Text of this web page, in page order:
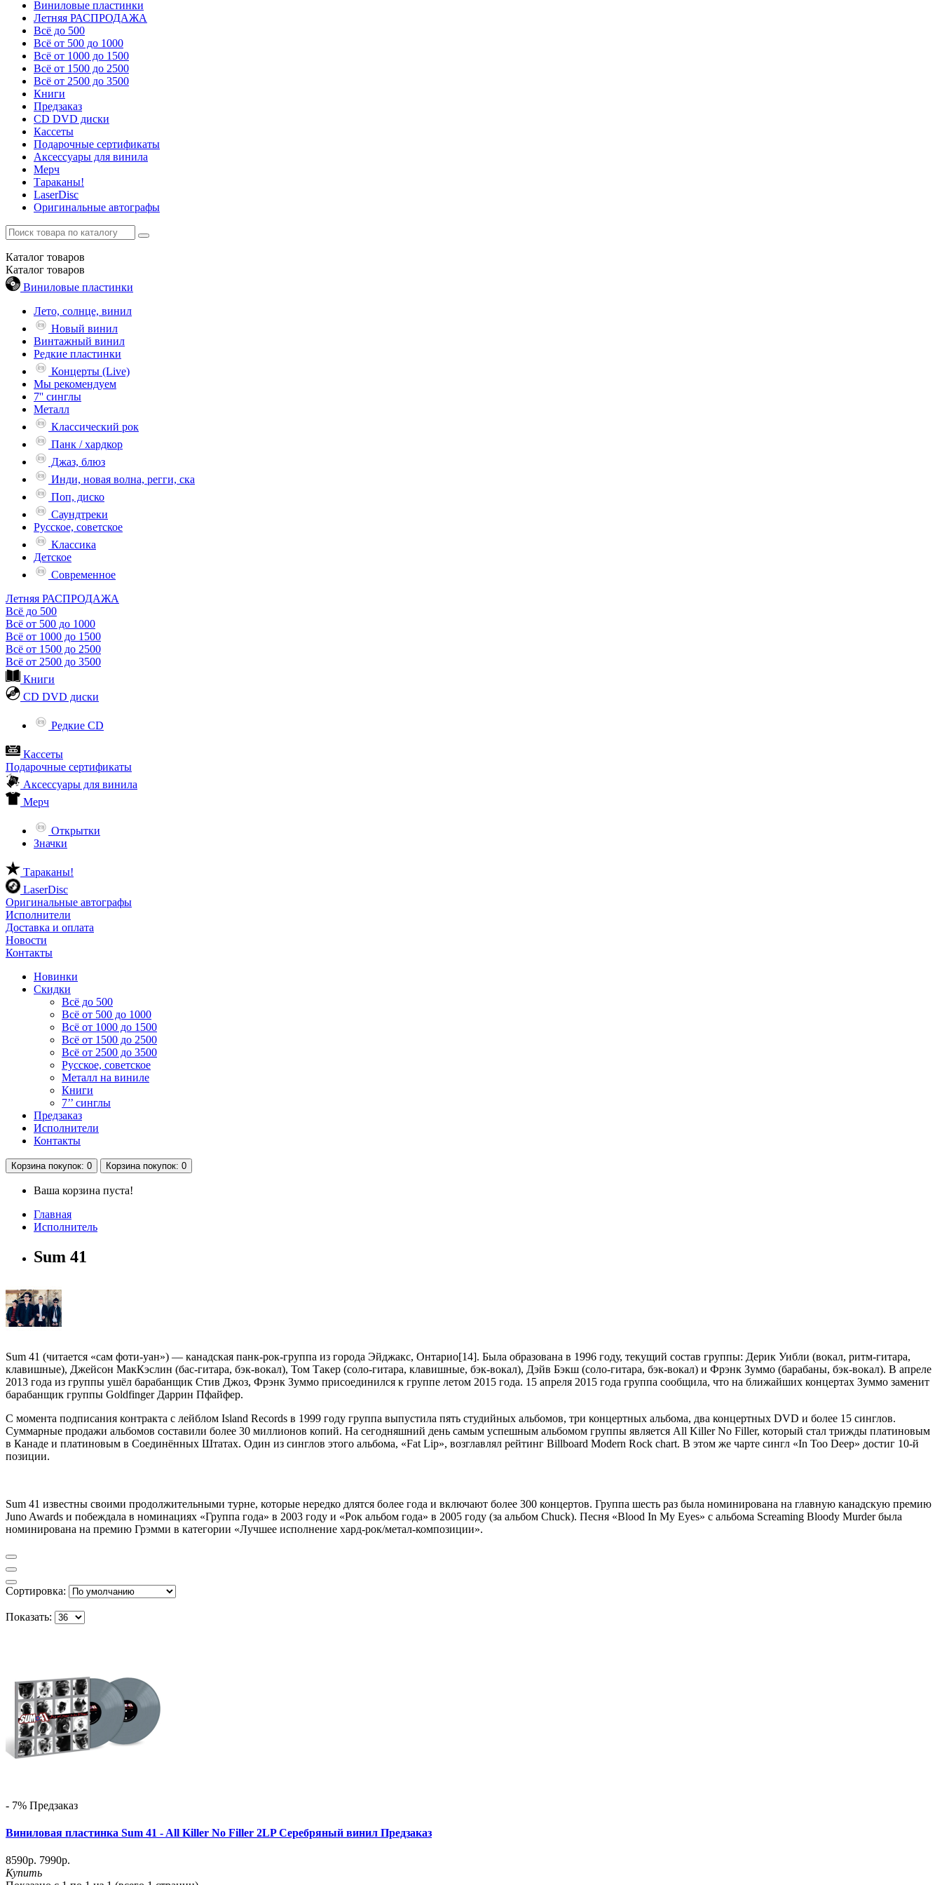
Виниловые пластинки
Летняя РАСПРОДАЖА
Всё до 500
Всё от 500 до 1000
Всё от 1000 до 1500
Всё от 1500 до 2500
Всё от 2500 до 3500
Книги
Предзаказ
CD DVD диски
Кассеты
Подарочные сертификаты
Аксессуары для винила
Мерч
Тараканы!
LaserDisc
Оригинальные автографы
Каталог товаров
Каталог товаров
Виниловые пластинки
Лето, солнце, винил
Новый винил
Винтажный винил
Редкие пластинки
Концерты (Live)
Мы рекомендуем
7'' синглы
Металл
Классический рок
Панк / хардкор
Джаз, блюз
Инди, новая волна, регги, ска
Поп, диско
Саундтреки
Русское, советское
Классика
Детское
Современное
Летняя РАСПРОДАЖА
Всё до 500
Всё от 500 до 1000
Всё от 1000 до 1500
Всё от 1500 до 2500
Всё от 2500 до 3500
Книги
CD DVD диски
Редкие CD
Кассеты
Подарочные сертификаты
Аксессуары для винила
Мерч
Открытки
Значки
Тараканы!
LaserDisc
Оригинальные автографы
Исполнители
Доставка и оплата
Новости
Контакты
Новинки
Скидки
Всё до 500
Всё от 500 до 1000
Всё от 1000 до 1500
Всё от 1500 до 2500
Всё от 2500 до 3500
Русское, советское
Металл на виниле
Книги
7’’ синглы
Предзаказ
Исполнители
Контакты
Корзина покупок: 0 Корзина покупок: 0
Ваша корзина пуста!
Главная
Исполнитель
Sum 41
Sum 41 (читается «сам фоти-уан») — канадская панк-рок-группа из города Эйджакс, Онтарио[14]. Была образована в 1996 году, текущий состав группы: Дерик Уибли (вокал, ритм-гитара,
клавишные), Джейсон МакКэслин (бас-гитара, бэк-вокал), Том Такер (соло-гитара, клавишные, бэк-вокал), Дэйв Бэкш (соло-гитара, бэк-вокал) и Фрэнк Зуммо (барабаны, бэк-вокал). В апреле
2013 года из группы ушёл барабанщик Стив Джоз, Фрэнк Зуммо присоединился к группе летом 2015 года. 15 апреля 2015 года группа сообщила, что на ближайших концертах Зуммо заменит
барабанщик группы Goldfinger Даррин Пфайфер.
С момента подписания контракта с лейблом Island Records в 1999 году группа выпустила пять студийных альбомов, три концертных альбома, два концертных DVD и более 15 синглов.
Суммарные продажи альбомов составили более 30 миллионов копий. На сегодняшний день самым успешным альбомом группы является All Killer No Filler, который стал трижды платиновым
в Канаде и платиновым в Соединённых Штатах. Один из синглов этого альбома, «Fat Lip», возглавлял рейтинг Billboard Modern Rock chart. В этом же чарте сингл «In Too Deep» достиг 10-й
позиции.
Sum 41 известны своими продолжительными турне, которые нередко длятся более года и включают более 300 концертов. Группа шесть раз была номинирована на главную канадскую премию
Juno Awards и побеждала в номинациях «Группа года» в 2003 году и «Рок альбом года» в 2005 году (за альбом Chuck). Песня «Blood In My Eyes» с альбома Screaming Bloody Murder была
номинирована на премию Грэмми в категории «Лучшее исполнение хард-рок/метал-композиции».
Сортировка:
Показать:
- 7% Предзаказ
Виниловая пластинка Sum 41 - All Killer No Filler 2LP Серебряный винил Предзаказ
8590р. 7990р.
Купить